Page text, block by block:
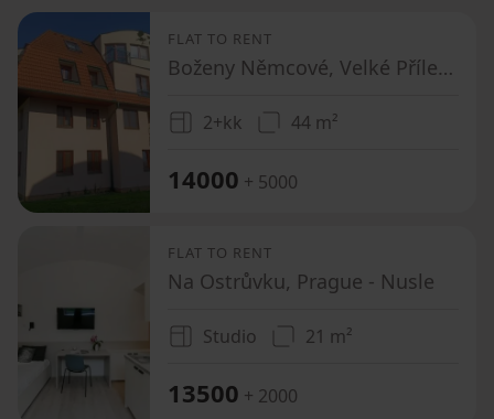
FLAT TO RENT
Boženy Němcové, Velké Přílepy - Kamýk u Velkých Přílep, Středočeský Region
2+kk 44 m²
14000 + 5000
FLAT TO RENT
Na Ostrůvku, Prague - Nusle
Studio 21 m²
13500 + 2000